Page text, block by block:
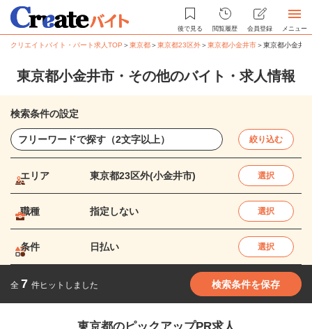
後で見る 閲覧履歴 会員登録 メニュー
クリエイトバイト・パート求人TOP ＞東京都＞東京都23区外＞東京都小金井市＞東京都小金井
東京都小金井市・その他のバイト・求人情報
検索条件の設定
絞り込む
エリア 東京都23区外(小金井市) 選択
職種 指定しない 選択
条件 日払い 選択
全 7 件ヒットしました 検索条件を保存
東京都のピックアップPR求人